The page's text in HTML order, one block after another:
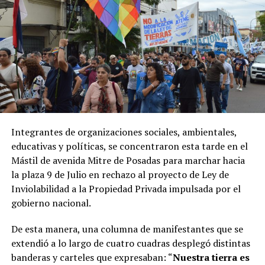
Los radicalesMaximiliano AbadyDaniel
Kroneberger, además deTerenzi,Royón, Alejandra
Vigo
, los santacruceñosCarambiayGadano, la
tucumana Beatriz Olivaydos representantes
misioneros, rechazaron los cambios a la ley promovida
porMáximo Kirchner.
Laleyvigente, impulsada en 2020, prohíbe modificar
60 años
el uso de bosques nativos y humedales
afectados por incendios y durante30 añosen el caso de
tierras agropecuarias. El Gobierno busca flexibilizar ese
régimen al considerar que castiga a los propietarios de
los inmuebles incendiados.
En el capítulo sobre desalojos el oficialismo junto a los
aliados tuvo 36 votos ya que la chubutense
Terenzidecidió abstenerse.
Integrantes de organizaciones sociales, ambientales,
educativas y políticas, se concentraron esta tarde en el
Mástil de avenida Mitre de Posadas para marchar hacia
la plaza 9 de Julio en rechazo al proyecto de Ley de
Inviolabilidad a la Propiedad Privada impulsada por el
gobierno nacional.
De esta manera, una columna de manifestantes que se
extendió a lo largo de cuatro cuadras desplegó distintas
banderas y carteles que expresaban: “Nuestra tierra es